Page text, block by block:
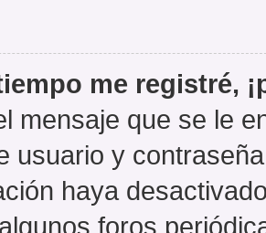
me registré,
mensaje que se le
usuario y
haya
foros